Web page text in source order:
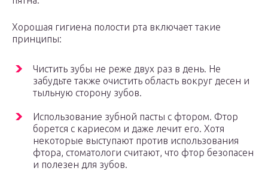
Хорошая гигиена полости рта включает такие
принципы:
Чистить зубы не реже двух раз в день. Не
забудьте также очистить область вокруг десен и
тыльную сторону зубов.
Использование зубной пасты с фтором. Фтор
борется с кариесом и даже лечит его. Хотя
некоторые выступают против использования
фтора, стоматологи считают, что фтор безопасен
и полезен для зубов.